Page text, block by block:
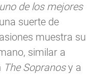
uno de los mejores
suerte de
muestra su
similar a
The Sopranosy a